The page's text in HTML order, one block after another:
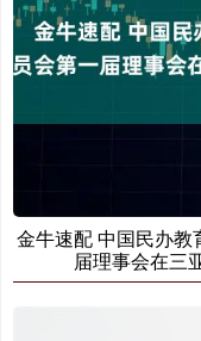
金牛速配 中国民办
届理事会在三